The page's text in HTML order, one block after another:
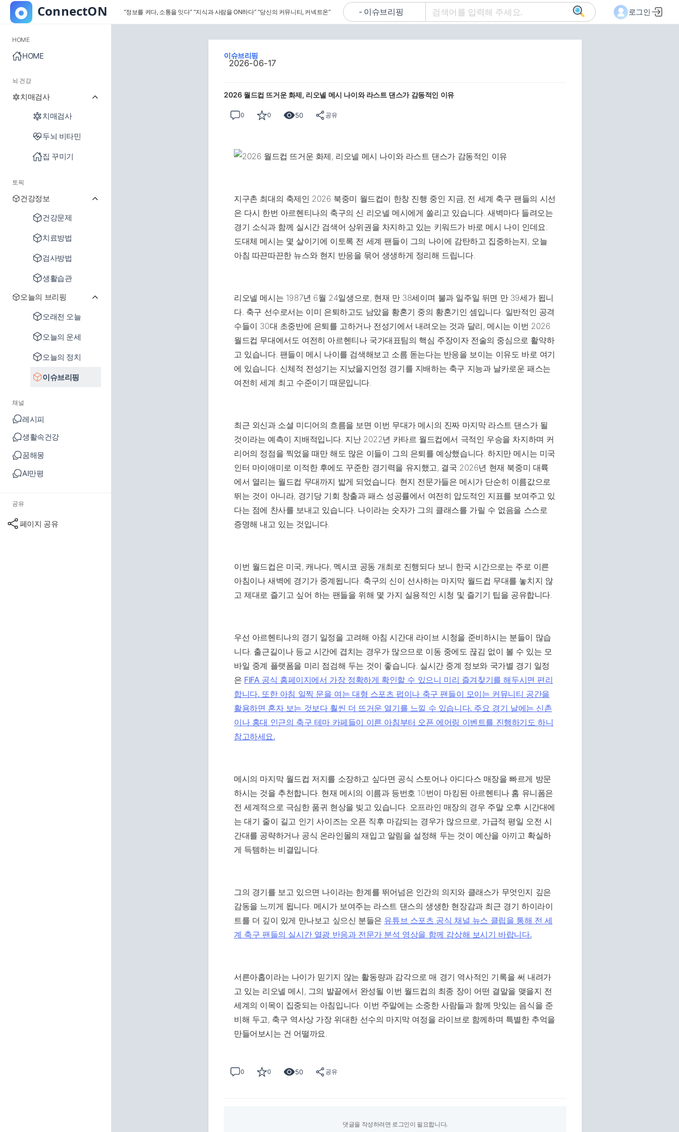
“정보를 켜다, 소통을 잇다” “지식과 사람을 ON하다” “당신의 커뮤니티, 커넥트온” 로그인
HOME
HOME
뇌 건강
치매검사
치매검사
두뇌 비타민
집 꾸미기
토픽
건강정보
건강문제
치료방법
검사방법
생활습관
오늘의 브리핑
오래전 오늘
오늘의 운세
오늘의 정치
이슈브리핑
채널
레시피
생활속건강
꿈해몽
AI만평
공유
페이지 공유
이슈브리핑
2026-06-17
2026 월드컵 뜨거운 화제, 리오넬 메시 나이와 라스트 댄스가 감동적인 이유
0 0 50 공유
지구촌 최대의 축제인 2026 북중미 월드컵이 한창 진행 중인 지금, 전 세계 축구 팬들의 시선
은 다시 한번 아르헨티나의 축구의 신 리오넬 메시에게 쏠리고 있습니다. 새벽마다 들려오는
경기 소식과 함께 실시간 검색어 상위권을 차지하고 있는 키워드가 바로 메시 나이 인데요.
도대체 메시는 몇 살이기에 이토록 전 세계 팬들이 그의 나이에 감탄하고 집중하는지, 오늘
아침 따끈따끈한 뉴스와 현지 반응을 묶어 생생하게 정리해 드립니다.
리오넬 메시는 1987년 6월 24일생으로, 현재 만 38세이며 불과 일주일 뒤면 만 39세가 됩니
다. 축구 선수로서는 이미 은퇴하고도 남았을 황혼기 중의 황혼기인 셈입니다. 일반적인 공격
수들이 30대 초중반에 은퇴를 고하거나 전성기에서 내려오는 것과 달리, 메시는 이번 2026
월드컵 무대에서도 여전히 아르헨티나 국가대표팀의 핵심 주장이자 전술의 중심으로 활약하
고 있습니다. 팬들이 메시 나이를 검색해보고 소름 돋는다는 반응을 보이는 이유도 바로 여기
에 있습니다. 신체적 전성기는 지났을지언정 경기를 지배하는 축구 지능과 날카로운 패스는
여전히 세계 최고 수준이기 때문입니다.
최근 외신과 소셜 미디어의 흐름을 보면 이번 무대가 메시의 진짜 마지막 라스트 댄스가 될
것이라는 예측이 지배적입니다. 지난 2022년 카타르 월드컵에서 극적인 우승을 차지하며 커
리어의 정점을 찍었을 때만 해도 많은 이들이 그의 은퇴를 예상했습니다. 하지만 메시는 미국
인터 마이애미로 이적한 후에도 꾸준한 경기력을 유지했고, 결국 2026년 현재 북중미 대륙
에서 열리는 월드컵 무대까지 밟게 되었습니다. 현지 전문가들은 메시가 단순히 이름값으로
뛰는 것이 아니라, 경기당 기회 창출과 패스 성공률에서 여전히 압도적인 지표를 보여주고 있
다는 점에 찬사를 보내고 있습니다. 나이라는 숫자가 그의 클래스를 가릴 수 없음을 스스로
증명해 내고 있는 것입니다.
이번 월드컵은 미국, 캐나다, 멕시코 공동 개최로 진행되다 보니 한국 시간으로는 주로 이른
아침이나 새벽에 경기가 중계됩니다. 축구의 신이 선사하는 마지막 월드컵 무대를 놓치지 않
고 제대로 즐기고 싶어 하는 팬들을 위해 몇 가지 실용적인 시청 및 즐기기 팁을 공유합니다.
우선 아르헨티나의 경기 일정을 고려해 아침 시간대 라이브 시청을 준비하시는 분들이 많습
니다. 출근길이나 등교 시간에 겹치는 경우가 많으므로 이동 중에도 끊김 없이 볼 수 있는 모
바일 중계 플랫폼을 미리 점검해 두는 것이 좋습니다. 실시간 중계 정보와 국가별 경기 일정
은 FIFA 공식 홈페이지에서 가장 정확하게 확인할 수 있으니 미리 즐겨찾기를 해두시면 편리
합니다. 또한 아침 일찍 문을 여는 대형 스포츠 펍이나 축구 팬들이 모이는 커뮤니티 공간을
활용하면 혼자 보는 것보다 훨씬 더 뜨거운 열기를 느낄 수 있습니다. 주요 경기 날에는 신촌
이나 홍대 인근의 축구 테마 카페들이 이른 아침부터 오픈 에어링 이벤트를 진행하기도 하니
참고하세요.
메시의 마지막 월드컵 저지를 소장하고 싶다면 공식 스토어나 아디다스 매장을 빠르게 방문
하시는 것을 추천합니다. 현재 메시의 이름과 등번호 10번이 마킹된 아르헨티나 홈 유니폼은
전 세계적으로 극심한 품귀 현상을 빚고 있습니다. 오프라인 매장의 경우 주말 오후 시간대에
는 대기 줄이 길고 인기 사이즈는 오픈 직후 마감되는 경우가 많으므로, 가급적 평일 오전 시
간대를 공략하거나 공식 온라인몰의 재입고 알림을 설정해 두는 것이 예산을 아끼고 확실하
게 득템하는 비결입니다.
그의 경기를 보고 있으면 나이라는 한계를 뛰어넘은 인간의 의지와 클래스가 무엇인지 깊은
감동을 느끼게 됩니다. 메시가 보여주는 라스트 댄스의 생생한 현장감과 최근 경기 하이라이
트를 더 깊이 있게 만나보고 싶으신 분들은 유튜브 스포츠 공식 채널 뉴스 클립을 통해 전 세
계 축구 팬들의 실시간 열광 반응과 전문가 분석 영상을 함께 감상해 보시기 바랍니다.
서른아홉이라는 나이가 믿기지 않는 활동량과 감각으로 매 경기 역사적인 기록을 써 내려가
고 있는 리오넬 메시, 그의 발끝에서 완성될 이번 월드컵의 최종 장이 어떤 결말을 맺을지 전
세계의 이목이 집중되는 아침입니다. 이번 주말에는 소중한 사람들과 함께 맛있는 음식을 준
비해 두고, 축구 역사상 가장 위대한 선수의 마지막 여정을 라이브로 함께하며 특별한 추억을
만들어보시는 건 어떨까요.
0 0 50 공유
댓글을 작성하려면 로그인이 필요합니다.